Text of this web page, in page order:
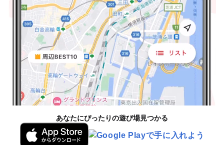
あなたにぴったりの遊び場見つかる